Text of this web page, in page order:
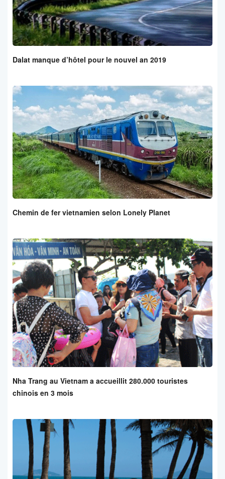
Dalat manque d’hôtel pour le nouvel an 2019
Chemin de fer vietnamien selon Lonely Planet
Nha Trang au Vietnam a accueillit 280.000 touristes
chinois en 3 mois